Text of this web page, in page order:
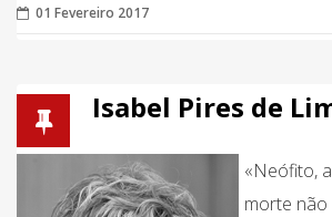
01 Fevereiro 2017
Isabel Pires de
«Neófito, a
morte não